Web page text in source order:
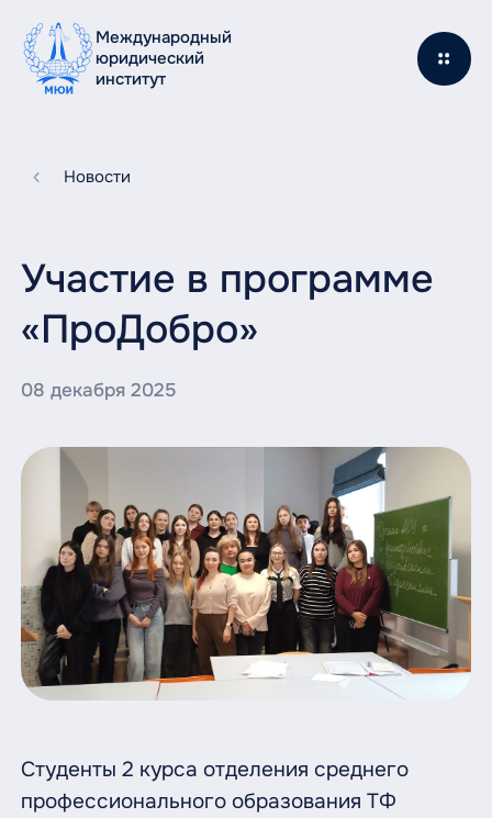
Международный
юридический
институт
Новости
Участие в программе
«ПроДобро»
08 декабря 2025
Студенты 2 курса отделения среднего
профессионального образования ТФ